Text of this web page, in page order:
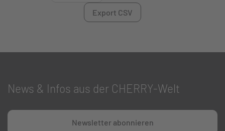
Export CSV
News & Infos aus der CHERRY-Welt
Newsletter abonnieren